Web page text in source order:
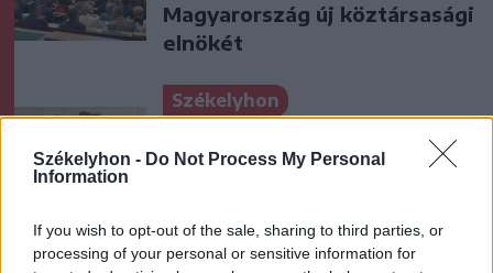
Székelyhon - Do Not Process My Personal
Information
If you wish to opt-out of the sale, sharing to third parties, or
processing of your personal or sensitive information for
Magyarország új köztársasági
elnökét
Székelyhon
vagyonnyilatkozatát Nicușor
Székely Sport